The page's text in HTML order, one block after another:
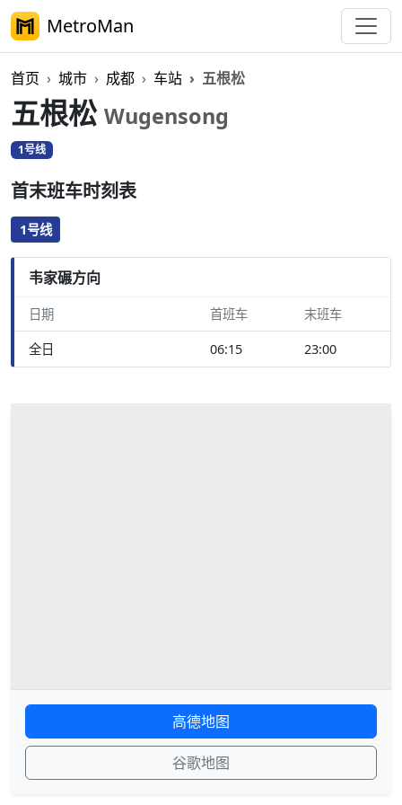
MetroMan
首页 城市 成都 车站 五根松
五根松 Wugensong
1号线
首末班车时刻表
1号线
韦家碾方向
日期 首班车 末班车
全日 06:15 23:00
高德地图
谷歌地图